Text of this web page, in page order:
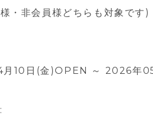
・非会員様どちらも対象です)
10日(金)OPEN ～ 2026年